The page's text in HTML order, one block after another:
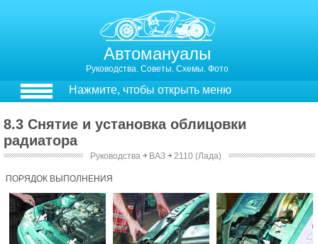
Автомануалы
Руководства. Советы. Схемы. Фото
Нажмите, чтобы открыть меню
8.3 Снятие и установка облицовки
радиатора
Руководства ￫ ВАЗ ￫ 2110 (Лада)
ПОРЯДОК ВЫПОЛНЕНИЯ